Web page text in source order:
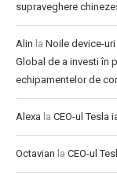
supraveghere
Alin la Noile device-
Global de a investi în
echipamentelor de
Alexa la CEO-ul Tesla
Octavian la CEO-ul